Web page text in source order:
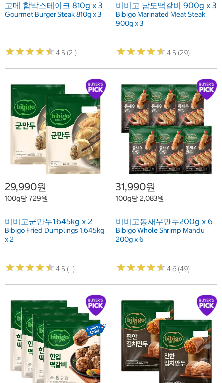
고메 함박스테이크 810g x 3
Gourmet Burger Steak 810g x 3
★★★★★
★★★★★ 4.5 (21)
비비고 남도떡갈비 900g x 3
Bibigo Marinated Meat Steak
900g x 3
★★★★★
★★★★★ 4.5 (29)
29,990원
100g당 729원
비비고군만두1.645kg x 2
Bibigo Fried Dumplings 1.645kg
x 2
★★★★★
★★★★★ 4.5 (11)
31,990원
100g당 2,083원
비비고통새우만두200g x 6
Bibigo Whole Shrimp Mandu
200g x 6
★★★★★
★★★★★ 4.6 (49)